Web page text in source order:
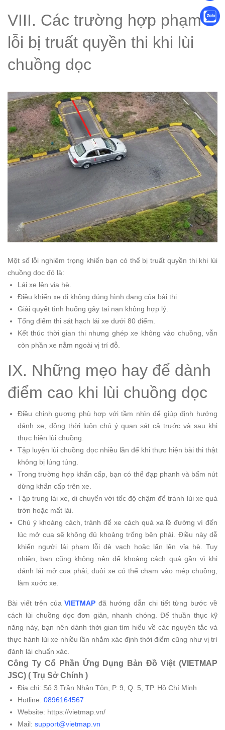
VIII. Các trường hợp phạm
lỗi bị truất quyền thi khi lùi
chuồng dọc
Một số lỗi nghiêm trọng khiến bạn có thể bị truất quyền thi khi lùi
chuồng dọc đó là:
Lái xe lên vỉa hè.
Điều khiển xe đi không đúng hình dạng của bài thi.
Giải quyết tình huống gây tai nạn không hợp lý.
Tổng điểm thi sát hạch lái xe dưới 80 điểm.
Kết thúc thời gian thi nhưng ghép xe không vào chuồng, vẫn
còn phần xe nằm ngoài vị trí đỗ.
IX. Những mẹo hay để dành
điểm cao khi lùi chuồng dọc
Điều chỉnh gương phù hợp với tầm nhìn để giúp định hướng
đánh xe, đồng thời luôn chú ý quan sát cả trước và sau khi
thực hiện lùi chuồng.
Tập luyện lùi chuồng dọc nhiều lần để khi thực hiện bài thi thật
không bị lúng túng.
Trong trường hợp khẩn cấp, bạn có thể đạp phanh và bấm nút
dừng khẩn cấp trên xe.
Tập trung lái xe, di chuyển với tốc độ chậm để tránh lùi xe quá
trớn hoặc mất lái.
Chú ý khoảng cách, tránh để xe cách quá xa lề đường vì đến
lúc mở cua sẽ không đủ khoảng trống bên phải. Điều này dễ
khiến người lái phạm lỗi đè vạch hoặc lấn lên vỉa hè. Tuy
nhiên, bạn cũng không nên để khoảng cách quá gần vì khi
đánh lái mở cua phải, đuôi xe có thể chạm vào mép chuồng,
làm xước xe.
Bài viết trên củaVIETMAP đã hướng dẫn chi tiết từng bước về
cách lùi chuồng dọc đơn giản, nhanh chóng. Để thuần thục kỹ
năng này, bạn nên dành thời gian tìm hiểu về các nguyên tắc và
thực hành lùi xe nhiều lần nhằm xác định thời điểm cũng như vị trí
đánh lái chuẩn xác.
Công Ty Cổ Phần Ứng Dụng Bản Đồ Việt (VIETMAP
JSC) ( Trụ Sở Chính )
Địa chỉ: Số 3 Trần Nhân Tôn, P. 9, Q. 5, TP. Hồ Chí Minh
Hotline: 0896164567
Website: https://vietmap.vn/
Mail: support@vietmap.vn